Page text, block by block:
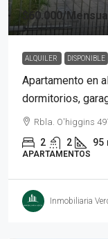
$60.000/
ALQUILER DISPONIBLE
Apartamento en
dormitorios,
Rbla. O'higgins
2 2 95
APARTAMENTOS
Inmobiliaria